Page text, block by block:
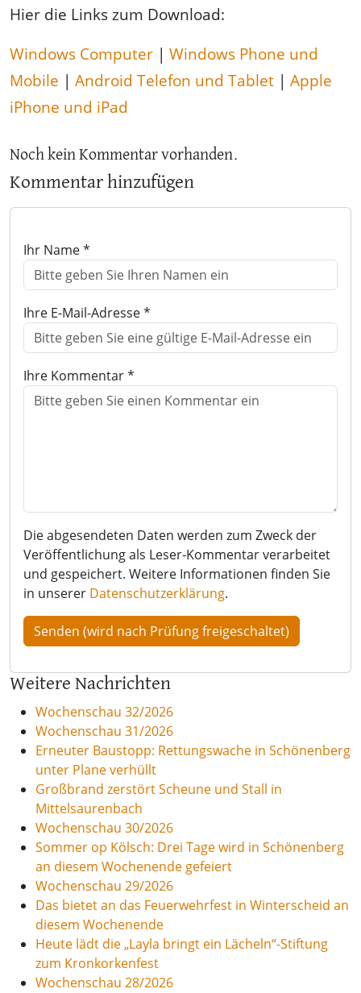
Hier die Links zum Download:
Windows Computer | Windows Phone und
Mobile | Android Telefon und Tablet | Apple
iPhone und iPad
Noch kein Kommentar vorhanden.
Kommentar hinzufügen
Ihr Name *
Ihre E-Mail-Adresse *
Ihre Kommentar *
Die abgesendeten Daten werden zum Zweck der
Veröffentlichung als Leser-Kommentar verarbeitet
und gespeichert. Weitere Informationen finden Sie
in unserer Datenschutzerklärung.
Weitere Nachrichten
Wochenschau 32/2026
Wochenschau 31/2026
Erneuter Baustopp: Rettungswache in Schönenberg
unter Plane verhüllt
Großbrand zerstört Scheune und Stall in
Mittelsaurenbach
Wochenschau 30/2026
Sommer op Kölsch: Drei Tage wird in Schönenberg
an diesem Wochenende gefeiert
Wochenschau 29/2026
Das bietet an das Feuerwehrfest in Winterscheid an
diesem Wochenende
Heute lädt die „Layla bringt ein Lächeln“-Stiftung
zum Kronkorkenfest
Wochenschau 28/2026